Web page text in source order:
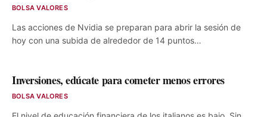
BOLSA VALORES
Las acciones de Nvidia se preparan para abrir la sesión de
hoy con una subida de alrededor de 14 puntos…
Inversiones, edúcate para cometer menos errores
BOLSA VALORES